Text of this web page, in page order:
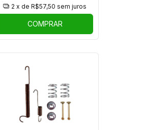
2 x deR$57,50 sem juros
COMPRAR